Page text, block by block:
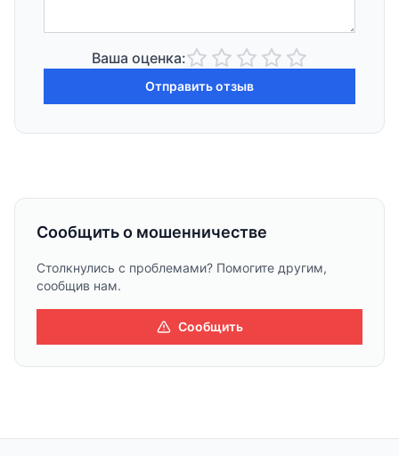
Ваша оценка:
Отправить отзыв
Сообщить о мошенничестве
Столкнулись с проблемами? Помогите другим,
сообщив нам.
Сообщить